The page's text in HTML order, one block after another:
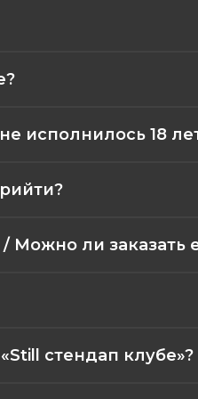
исполнилось 18
Можно ли заказать
стендап клубе»?